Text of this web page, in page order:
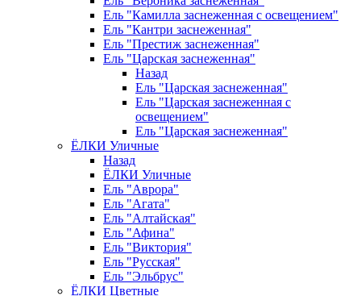
Ель "Камилла заснеженная с освещением"
Ель "Кантри заснеженная"
Ель "Престиж заснеженная"
Ель "Царская заснеженная"
Назад
Ель "Царская заснеженная"
Ель "Царская заснеженная с
освещением"
Ель "Царская заснеженная"
ЁЛКИ Уличные
Назад
ЁЛКИ Уличные
Ель "Аврора"
Ель "Агата"
Ель "Алтайская"
Ель "Афина"
Ель "Виктория"
Ель "Русская"
Ель "Эльбрус"
ЁЛКИ Цветные